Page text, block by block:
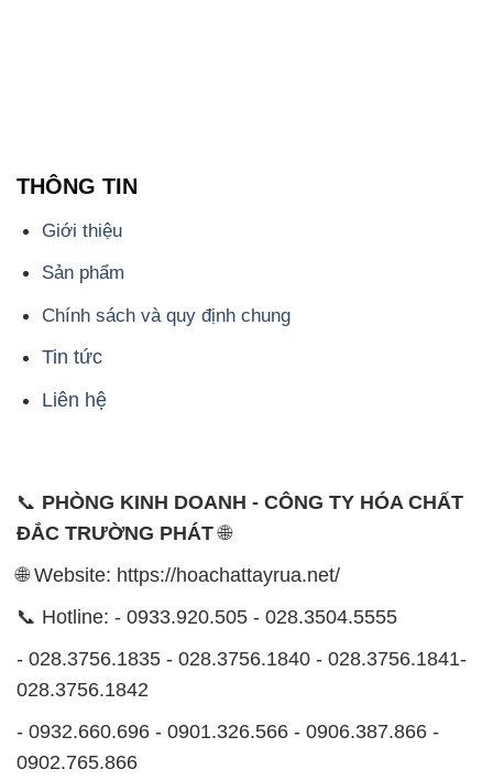
THÔNG TIN
Giới thiệu
Sản phẩm
Chính sách và quy định chung
Tin tức
Liên hệ
📞 PHÒNG KINH DOANH - CÔNG TY HÓA CHẤT
ĐẮC TRƯỜNG PHÁT🌐
🌐 Website: https://hoachattayrua.net/
📞 Hotline: - 0933.920.505 - 028.3504.5555
- 028.3756.1835 - 028.3756.1840 - 028.3756.1841-
028.3756.1842
- 0932.660.696 - 0901.326.566 - 0906.387.866 -
0902.765.866